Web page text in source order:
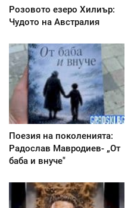
Розовото езеро Хилиър:
Чудото на Австралия
Поезия на поколенията:
Радослав Мавродиев- „От
баба и внуче"